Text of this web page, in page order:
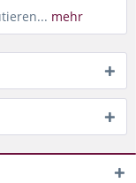
mehr